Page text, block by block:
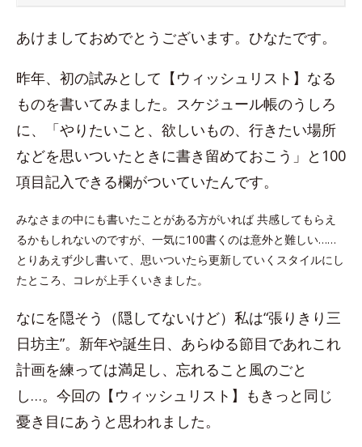
あけましておめでとうございます。ひなたです。
昨年、初の試みとして【ウィッシュリスト】なる
ものを書いてみました。スケジュール帳のうしろ
に、「やりたいこと、欲しいもの、行きたい場所
などを思いついたときに書き留めておこう」と100
項目記入できる欄がついていたんです。
みなさまの中にも書いたことがある方がいれば 共感してもらえ
るかもしれないのですが、一気に100書くのは意外と難しい……
とりあえず少し書いて、思いついたら更新していくスタイルにし
たところ、コレが上手くいきました。
なにを隠そう（隠してないけど）私は“張りきり三
日坊主”。新年や誕生日、あらゆる節目であれこれ
計画を練っては満足し、忘れること風のごと
し…。今回の【ウィッシュリスト】もきっと同じ
憂き目にあうと思われました。